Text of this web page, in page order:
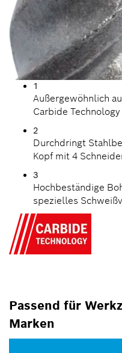
1
Außergewöhnlich
Carbide Technology
2
Durchdringt
Kopf mit 4
3
Hochbeständige
spezielles
Passend für
Marken